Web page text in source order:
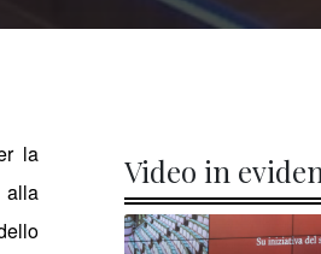
la
Video in